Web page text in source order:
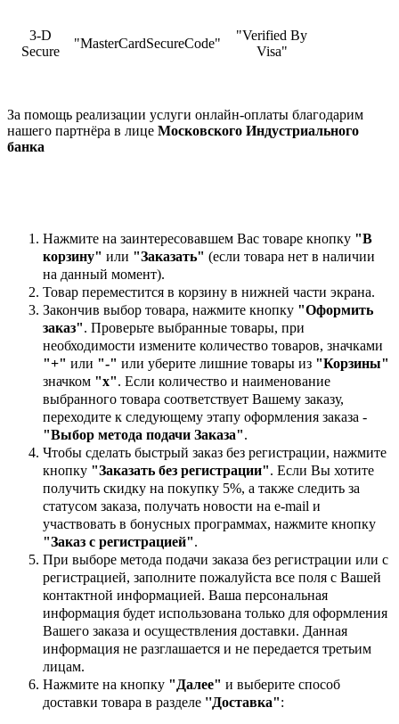
3-D
Secure
"MasterCardSecureCode"
"Verified By
Visa"
За помощь реализации услуги онлайн-оплаты благодарим
нашего партнёра в лице Московского Индустриального
банка
Нажмите на заинтересовавшем Вас товаре кнопку "В
корзину" или "Заказать" (если товара нет в наличии
на данный момент).
Товар переместится в корзину в нижней части экрана.
Закончив выбор товара, нажмите кнопку "Оформить
заказ". Проверьте выбранные товары, при
необходимости измените количество товаров, значками
"+" или "-" или уберите лишние товары из "Корзины"
значком "х". Если количество и наименование
выбранного товара соответствует Вашему заказу,
переходите к следующему этапу оформления заказа -
"Выбор метода подачи Заказа".
Чтобы сделать быстрый заказ без регистрации, нажмите
кнопку "Заказать без регистрации". Если Вы хотите
получить скидку на покупку 5%, а также следить за
статусом заказа, получать новости на e-mail и
участвовать в бонусных программах, нажмите кнопку
"Заказ с регистрацией".
При выборе метода подачи заказа без регистрации или с
регистрацией, заполните пожалуйста все поля с Вашей
контактной информацией. Ваша персональная
информация будет использована только для оформления
Вашего заказа и осуществления доставки. Данная
информация не разглашается и не передается третьим
лицам.
Нажмите на кнопку "Далее" и выберите способ
доставки товара в разделе ''Доставка":